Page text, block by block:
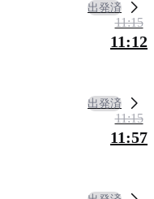
出発済
11:15
11:12
出発済
11:15
11:57